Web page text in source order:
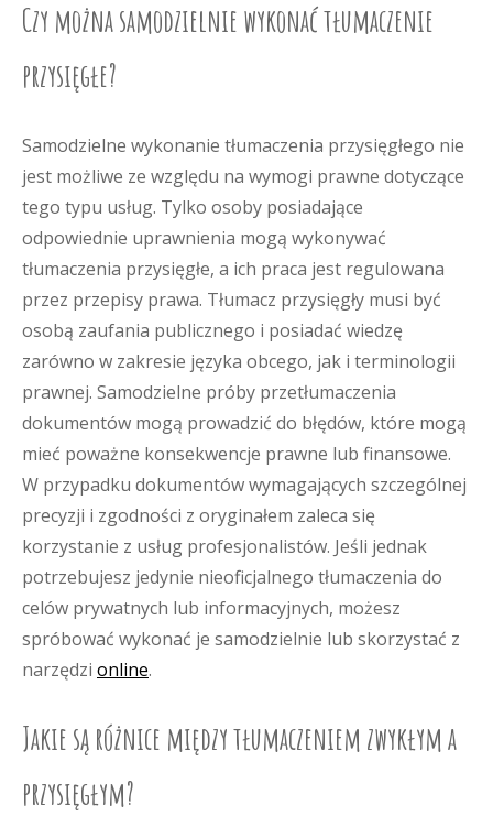
Czy można samodzielnie wykonać tłumaczenie
przysięgłe?
Samodzielne wykonanie tłumaczenia przysięgłego nie
jest możliwe ze względu na wymogi prawne dotyczące
tego typu usług. Tylko osoby posiadające
odpowiednie uprawnienia mogą wykonywać
tłumaczenia przysięgłe, a ich praca jest regulowana
przez przepisy prawa. Tłumacz przysięgły musi być
osobą zaufania publicznego i posiadać wiedzę
zarówno w zakresie języka obcego, jak i terminologii
prawnej. Samodzielne próby przetłumaczenia
dokumentów mogą prowadzić do błędów, które mogą
mieć poważne konsekwencje prawne lub finansowe.
W przypadku dokumentów wymagających szczególnej
precyzji i zgodności z oryginałem zaleca się
korzystanie z usług profesjonalistów. Jeśli jednak
potrzebujesz jedynie nieoficjalnego tłumaczenia do
celów prywatnych lub informacyjnych, możesz
spróbować wykonać je samodzielnie lub skorzystać z
narzędzi online.
Jakie są różnice między tłumaczeniem zwykłym a
przysięgłym?